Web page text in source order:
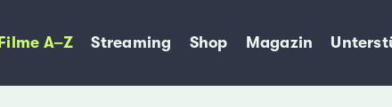
Filme A–Z Streaming Shop Magazin